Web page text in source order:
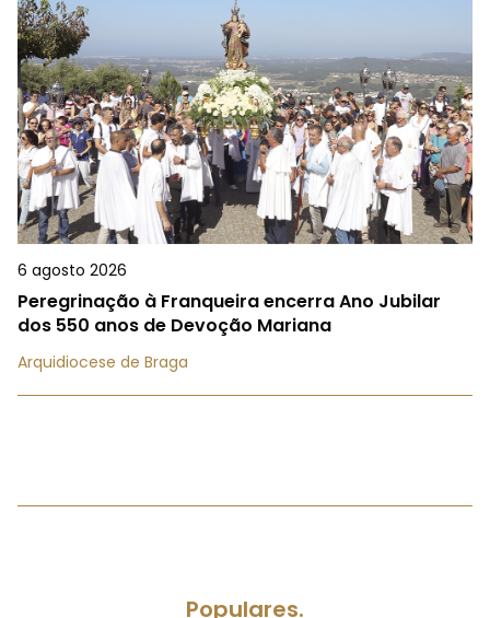
6 agosto 2026
Peregrinação à Franqueira encerra Ano Jubilar
dos 550 anos de Devoção Mariana
Arquidiocese de Braga
Populares.